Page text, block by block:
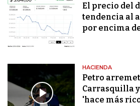
El precio del
tendencia al
por encima
HACIENDA
Petro
Carrasquilla
'hace más